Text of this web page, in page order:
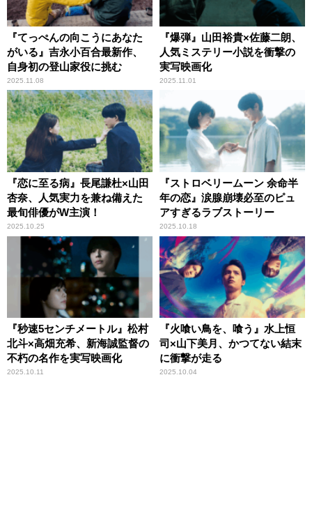
『てっぺんの向こうにあなた
がいる』吉永小百合最新作、
自身初の登山家役に挑む
2025.11.08
『爆弾』山田裕貴×佐藤二朗、
人気ミステリー小説を衝撃の
実写映画化
2025.11.01
『恋に至る病』長尾謙杜×山田
杏奈、人気実力を兼ね備えた
最旬俳優がW主演！
2025.10.25
『ストロベリームーン 余命半
年の恋』涙腺崩壊必至のピュ
アすぎるラブストーリー
2025.10.18
『秒速5センチメートル』松村
北斗×高畑充希、新海誠監督の
不朽の名作を実写映画化
2025.10.11
『火喰い鳥を、喰う』水上恒
司×山下美月、かつてない結末
に衝撃が走る
2025.10.04